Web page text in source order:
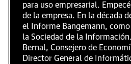
para uso empresarial.
de la empresa. En la década
el Informe Bangemann,
la Sociedad de la
Bernal, Consejero de
Director General de